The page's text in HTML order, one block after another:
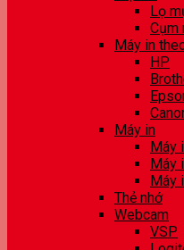
Lọ
Cụm
Máy in
HP
Máy in
Máy
Máy
Máy
Thẻ nhớ
Webcam
VSP